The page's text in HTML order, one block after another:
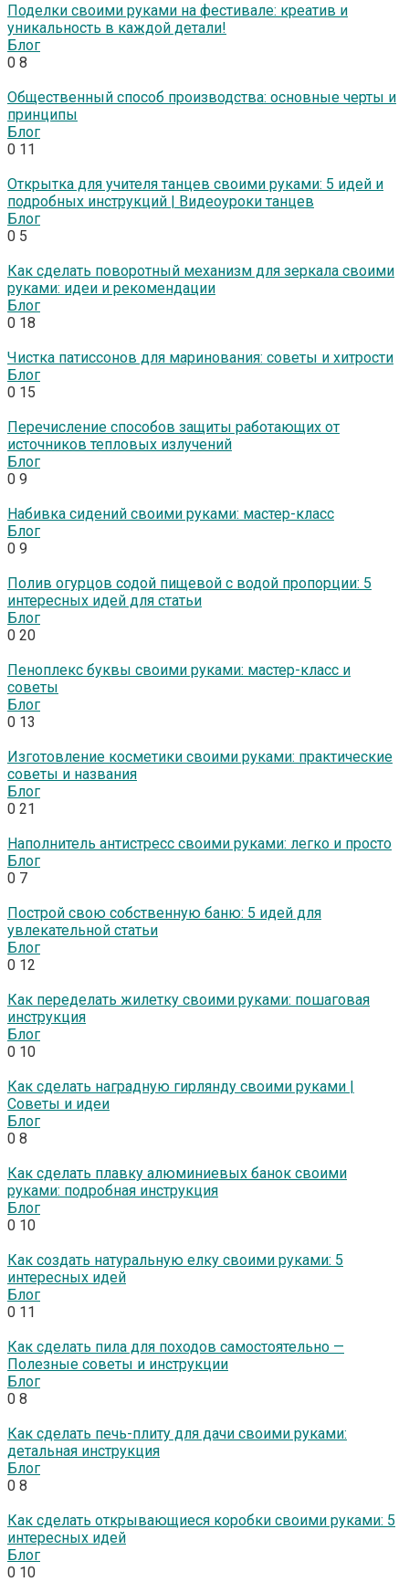
Поделки своими руками на фестивале: креатив и
уникальность в каждой детали!
Блог
0 8
Общественный способ производства: основные черты и
принципы
Блог
0 11
Открытка для учителя танцев своими руками: 5 идей и
подробных инструкций | Видеоуроки танцев
Блог
0 5
Как сделать поворотный механизм для зеркала своими
руками: идеи и рекомендации
Блог
0 18
Чистка патиссонов для маринования: советы и хитрости
Блог
0 15
Перечисление способов защиты работающих от
источников тепловых излучений
Блог
0 9
Набивка сидений своими руками: мастер-класс
Блог
0 9
Полив огурцов содой пищевой с водой пропорции: 5
интересных идей для статьи
Блог
0 20
Пеноплекс буквы своими руками: мастер-класс и
советы
Блог
0 13
Изготовление косметики своими руками: практические
советы и названия
Блог
0 21
Наполнитель антистресс своими руками: легко и просто
Блог
0 7
Построй свою собственную баню: 5 идей для
увлекательной статьи
Блог
0 12
Как переделать жилетку своими руками: пошаговая
инструкция
Блог
0 10
Как сделать наградную гирлянду своими руками |
Советы и идеи
Блог
0 8
Как сделать плавку алюминиевых банок своими
руками: подробная инструкция
Блог
0 10
Как создать натуральную елку своими руками: 5
интересных идей
Блог
0 11
Как сделать пила для походов самостоятельно —
Полезные советы и инструкции
Блог
0 8
Как сделать печь-плиту для дачи своими руками:
детальная инструкция
Блог
0 8
Как сделать открывающиеся коробки своими руками: 5
интересных идей
Блог
0 10